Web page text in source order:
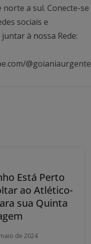
a sul. Conecte-se
sociais e
à nossa Rede:
@goianiaurgente
Está Perto
ao Atlético-
sua Quinta
de 2024